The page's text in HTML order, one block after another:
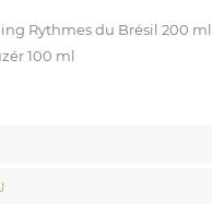
Rythmes du Brésil 200 ml
100 ml